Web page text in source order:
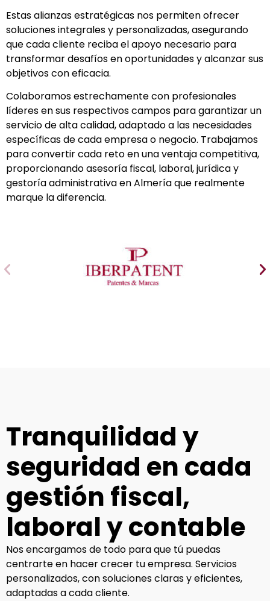
Estas alianzas estratégicas nos permiten ofrecer
soluciones integrales y personalizadas, asegurando
que cada cliente reciba el apoyo necesario para
transformar desafíos en oportunidades y alcanzar sus
objetivos con eficacia.
Colaboramos estrechamente con profesionales
líderes en sus respectivos campos para garantizar un
servicio de alta calidad, adaptado a las necesidades
específicas de cada empresa o negocio. Trabajamos
para convertir cada reto en una ventaja competitiva,
proporcionando asesoría fiscal, laboral, jurídica y
gestoría administrativa en Almería que realmente
marque la diferencia.
Tranquilidad y
seguridad en cada
gestión fiscal,
laboral y contable
Nos encargamos de todo para que tú puedas
centrarte en hacer crecer tu empresa. Servicios
personalizados, con soluciones claras y eficientes,
adaptadas a cada cliente.